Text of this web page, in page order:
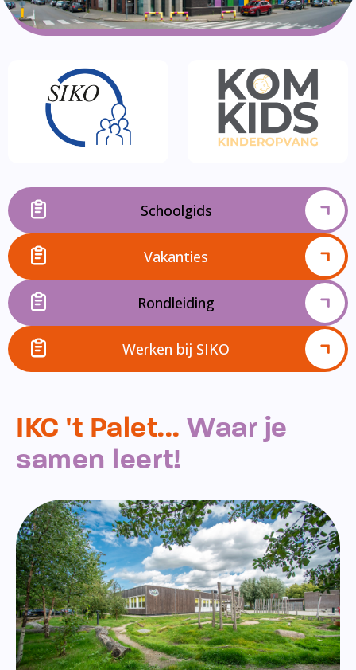
Schoolgids
Vakanties
Rondleiding
Werken bij SIKO
IKC 't Palet... Waar je
samen leert!